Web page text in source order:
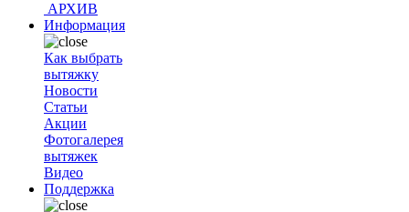
АРХИВ
Информация
Как выбрать
вытяжку
Новости
Статьи
Акции
Фотогалерея
вытяжек
Видео
Поддержка